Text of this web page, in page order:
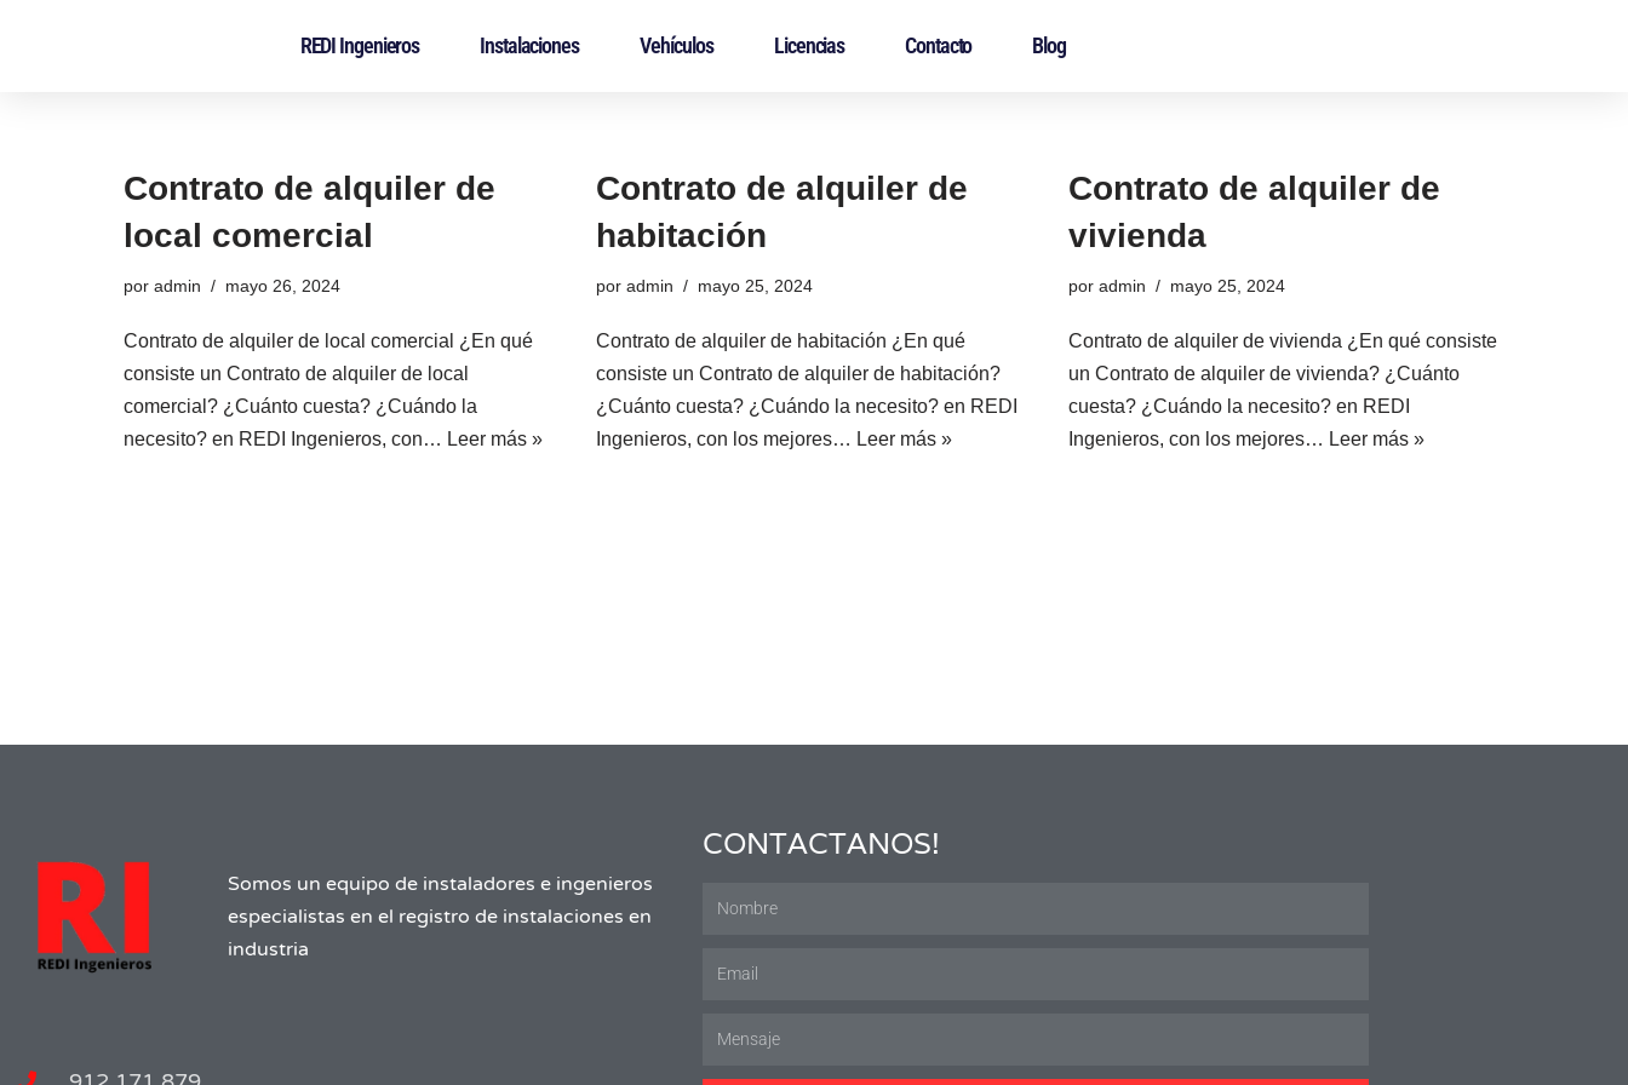
REDI Ingenieros Instalaciones Vehículos Licencias Contacto Blog
Contrato de alquiler de
local comercial
por admin mayo 26, 2024
Contrato de alquiler de local comercial ¿En qué
consiste un Contrato de alquiler de local
comercial? ¿Cuánto cuesta? ¿Cuándo la
necesito? en REDI Ingenieros, con… Leer más »
Contrato de alquiler de
habitación
por admin mayo 25, 2024
Contrato de alquiler de habitación ¿En qué
consiste un Contrato de alquiler de habitación?
¿Cuánto cuesta? ¿Cuándo la necesito? en REDI
Ingenieros, con los mejores… Leer más »
Contrato de alquiler de
vivienda
por admin mayo 25, 2024
Contrato de alquiler de vivienda ¿En qué consiste
un Contrato de alquiler de vivienda? ¿Cuánto
cuesta? ¿Cuándo la necesito? en REDI
Ingenieros, con los mejores… Leer más »
Somos un equipo de instaladores e ingenieros
especialistas en el registro de instalaciones en
industria
CONTACTANOS!